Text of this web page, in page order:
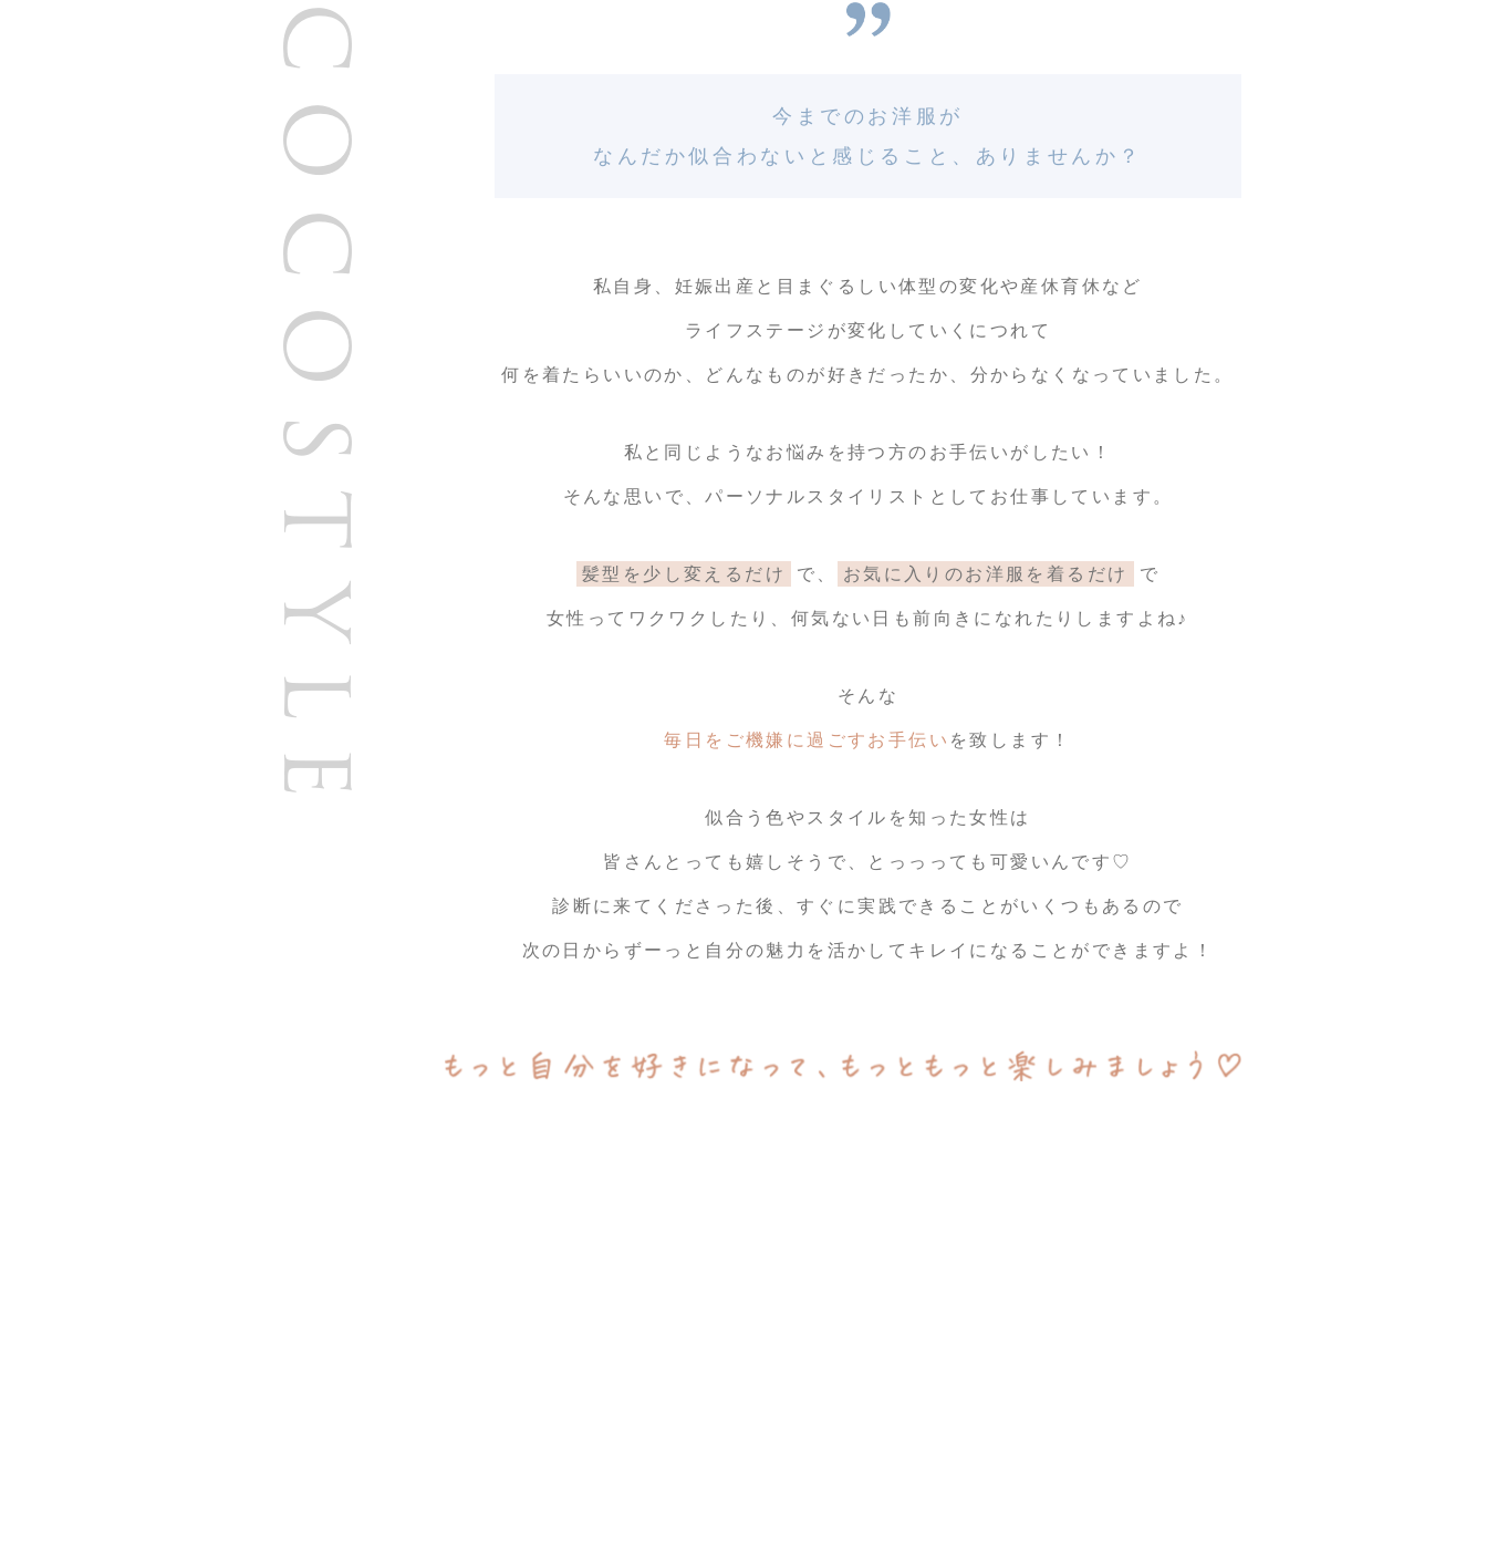
COCOSTYLE
今までのお洋服が
なんだか似合わない と感じること、ありませんか？
私自身、妊娠出産と目まぐるしい体型の変化や産休育休など
ライフステージが変化していくにつれて
何を着たらいいのか、どんなものが好きだったか、 分からなくなっていました。
私と同じようなお悩みを持つ方のお手伝いがしたい！
そんな思いで、パーソナルスタイリストとしてお仕事しています。
髪型を少し変えるだけ で、 お気に入りのお洋服を着るだけ で
女性ってワクワクしたり、何気ない日も前向きになれたりしますよね♪
そんな
毎日をご機嫌に過ごすお手伝い を致します！
似合う色やスタイルを知った女性は
皆さんとっても嬉しそうで、とっっっても可愛いんです♡
診断に来てくださった後、すぐに実践できることがいくつもあるので
次の日からずーっと自分の魅力を活かして キレイになることができますよ！